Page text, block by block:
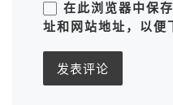
在此浏览器中保
址和网站地址，以便